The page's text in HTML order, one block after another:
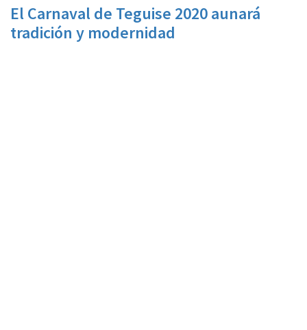
El Carnaval de Teguise 2020 aunará
tradición y modernidad